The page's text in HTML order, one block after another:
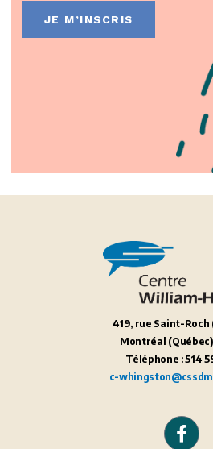
JE M’INSCRIS
419, rue Saint-Roch
Montréal (Québec)
Téléphone : 514
c-